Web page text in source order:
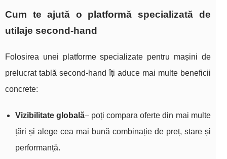
Cum te ajută o platformă specializată de
utilaje second‑hand
Folosirea unei platforme specializate pentru mașini de
prelucrat tablă second‑hand îți aduce mai multe beneficii
concrete:
Vizibilitate globală– poți compara oferte din mai multe
țări și alege cea mai bună combinație de preț, stare și
performanță.